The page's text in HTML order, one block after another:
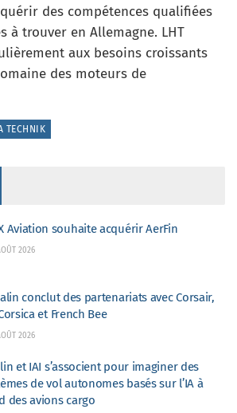
des compétences qualifiées
à trouver en Allemagne. LHT
aux besoins croissants
des moteurs de
TECHNIK
Aviation souhaite acquérir AerFin
2026
conclut des partenariats avec Corsair,
et French Bee
2026
et IAI s’associent pour imaginer des
de vol autonomes basés sur l’IA à
des avions cargo